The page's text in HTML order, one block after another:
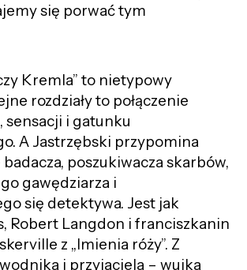
się porwać tym
Kremla” to nietypowy
rozdziały to połączenie
sensacji i gatunku
A Jastrzębski przypomina
poszukiwacza skarbów,
gawędziarza i
się detektywa. Jest jak
Robert Langdon i franciszkanin
z „Imienia róży”. Z
i przyjaciela – wujka